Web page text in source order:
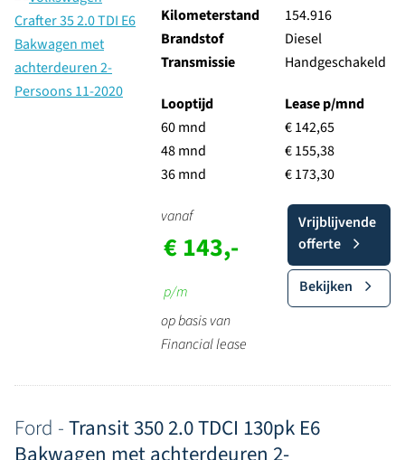
Kilometerstand
154.916
Brandstof
Diesel
Transmissie
Handgeschakeld
Looptijd
60 mnd
48 mnd
36 mnd
Lease p/mnd
€ 142,65
€ 155,38
€ 173,30
vanaf
€ 143,-
p/m
op basis van
Financial lease
Vrijblijvende
offerte
Bekijken
Ford -Transit 350 2.0 TDCI 130pk E6